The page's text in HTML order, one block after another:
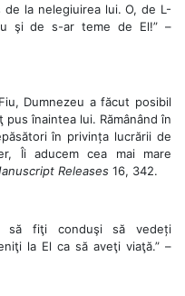
la nelegiuirea lui. O, de L-
şi de s-ar teme de El!” –
Dumnezeu a făcut posibil
înaintea lui. Rămânând în
în privința lucrării de
Îi aducem cea mai mare
Releases 16, 342.
să fiţi conduşi să vedeți
la El ca să aveţi viaţă.” –